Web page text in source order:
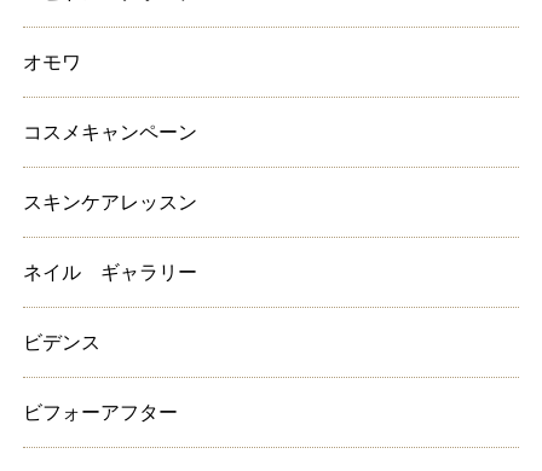
オモワ
コスメキャンペーン
スキンケアレッスン
ネイル ギャラリー
ビデンス
ビフォーアフター